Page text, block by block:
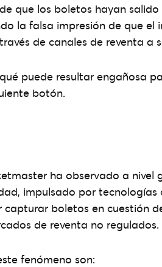
que los boletos hayan
la falsa impresión de que el
de canales de reventa a
puede resultar engañosa
botón.
ha observado a nivel
impulsado por tecnologías
boletos en cuestión
de reventa no regulados.
fenómeno son: